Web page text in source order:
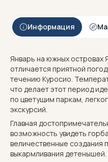
Информация
Январь на южных островах
отличается приятной
течению Куросио.
что делает этот период
по цветущим паркам,
экскурсий.
Главная
возможность увидеть
величественные создания
выкармливания детенышей.